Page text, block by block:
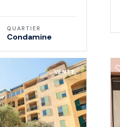
QUARTIER
Condamine
VENTE